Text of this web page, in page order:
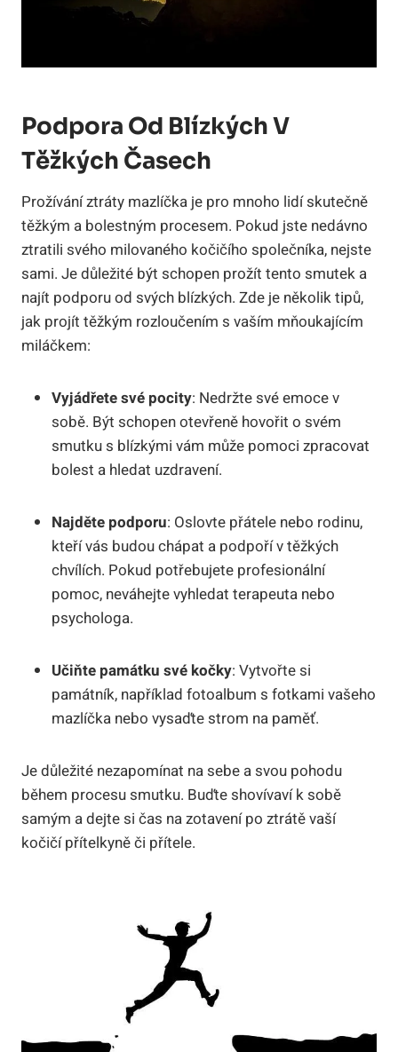
Podpora Od Blízkých V
Těžkých Časech
Prožívání ztráty mazlíčka je pro mnoho lidí skutečně
těžkým a bolestným procesem. Pokud jste nedávno
ztratili svého milovaného kočičího společníka, nejste
sami. Je důležité být schopen prožít tento smutek a
najít podporu od svých blízkých. Zde je několik tipů,
jak projít těžkým rozloučením s vaším mňoukajícím
miláčkem:
Vyjádřete své pocity: Nedržte své emoce v
sobě. Být schopen otevřeně hovořit o svém
smutku s blízkými vám může pomoci zpracovat
bolest a hledat uzdravení.
Najděte podporu: Oslovte přátele nebo rodinu,
kteří vás budou chápat a podpoří v těžkých
chvílích. Pokud potřebujete profesionální
pomoc, neváhejte vyhledat terapeuta nebo
psychologa.
Učiňte památku své kočky: Vytvořte si
památník, například fotoalbum s fotkami vašeho
mazlíčka nebo vysaďte strom na paměť.
Je důležité nezapomínat na sebe a svou pohodu
během procesu smutku. Buďte shovívaví k sobě
samým a dejte si čas na zotavení po ztrátě vaší
kočičí přítelkyně či přítele.